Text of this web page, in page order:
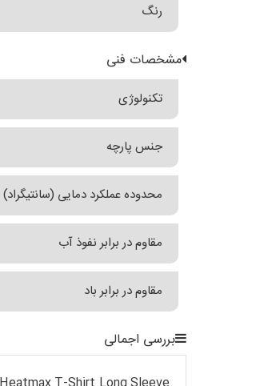
رنگ
مشخصات فنی
تکنولوژی
جنس پارچه
محدوده عملکرد دمایی (سانتیگراد)
مقاوم در برابر نفوذ آب
مقاوم در برابر باد
بررسی اجمالی